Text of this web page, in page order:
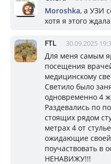
Moroshka, а УЗИ
хотя я этого ждала
FTL 30.09.2025
Для меня самым
посещения
медицинскому
Светило было
одновременно 4
Раздевались по
стоящих рядом
метрах 4 от
ожидающие
поучаствовать в
НЕНАВИЖУ!!!